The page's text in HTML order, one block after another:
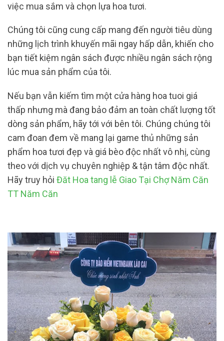
việc mua sắm và chọn lựa hoa tươi.
Chúng tôi cũng cung cấp mang đến người tiêu dùng
những lịch trình khuyến mãi ngay hấp dẫn, khiến cho
bạn tiết kiệm ngân sách được nhiều ngân sách rộng
lúc mua sản phẩm của tôi.
Nếu bạn vẫn kiếm tìm một cửa hàng hoa tuoi giá
thấp nhưng mà đang bảo đảm an toàn chất lượng tốt
dòng sản phẩm, hãy tới với bên tôi. Chúng chúng tôi
cam đoan đem về mang lại game thủ những sản
phẩm hoa tươi đẹp và giá bèo độc nhất vô nhị, cùng
theo với dịch vụ chuyên nghiệp & tận tâm độc nhất.
Hãy truy hỏi Đăt Hoa tang lễ Giao Tại Chợ Năm Căn
TT Năm Căn